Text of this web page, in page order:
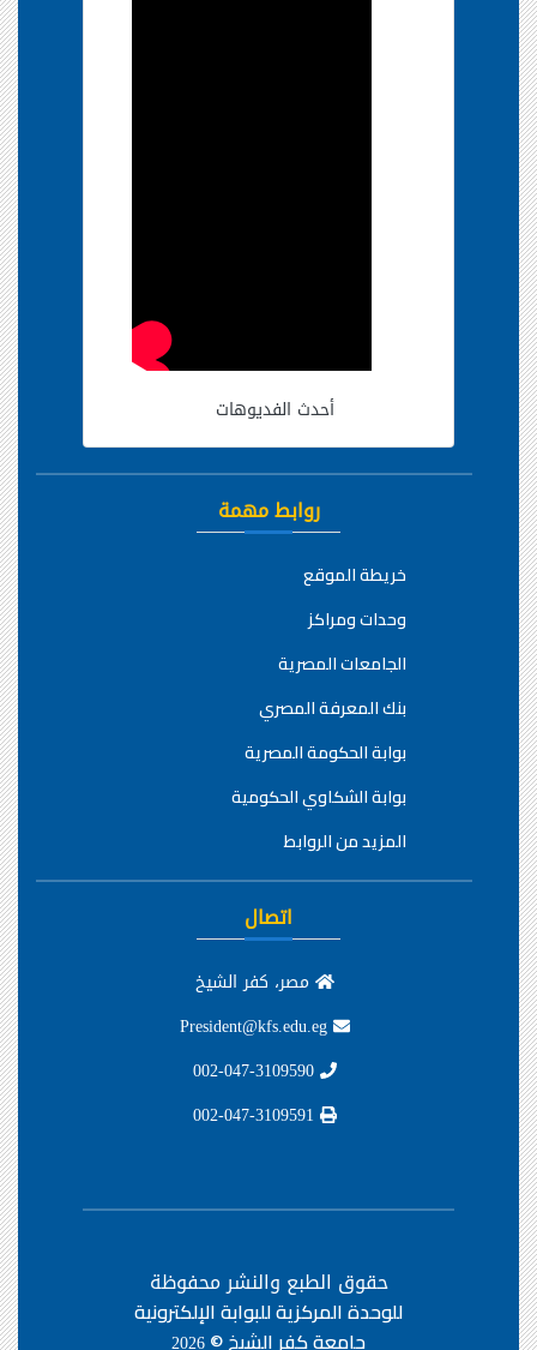
أحدث الفديوهات
روابط مهمة
خريطة الموقع
وحدات ومراكز
الجامعات المصرية
بنك المعرفة المصري
بوابة الحكومة المصرية
بوابة الشكاوي الحكومية
المزيد من الروابط
اتصال
مصر، كفر الشيخ
حقوق الطبع والنشر محفوظة
للوحدة المركزية للبوابة الإلكترونية
جامعة كفر الشيخ ©